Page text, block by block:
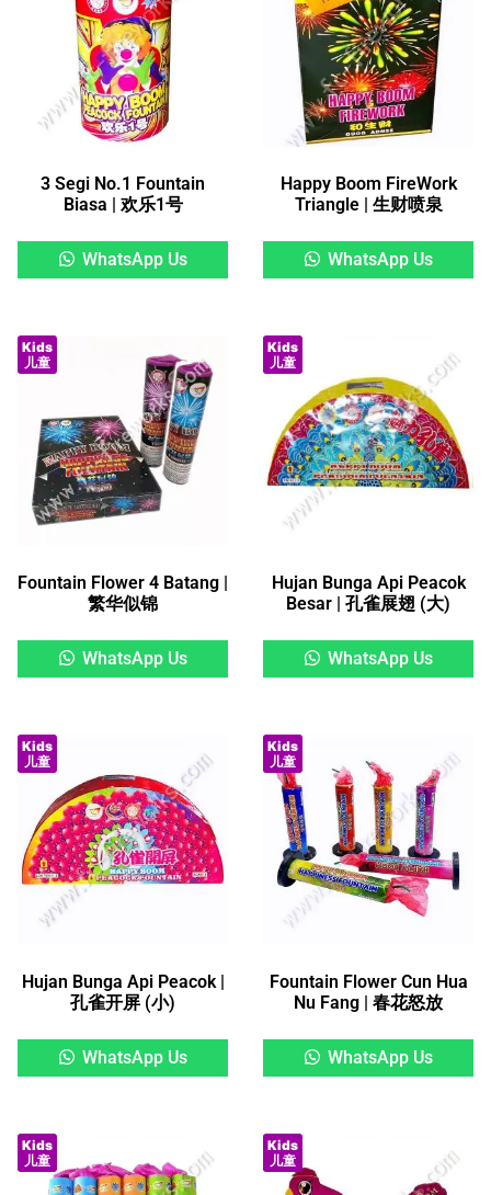
3 Segi No.1 Fountain
Biasa | 欢乐1号
WhatsApp Us
Happy Boom FireWork
Triangle | 生财喷泉
WhatsApp Us
Kids
儿童
Fountain Flower 4 Batang |
繁华似锦
WhatsApp Us
Kids
儿童
Hujan Bunga Api Peacok
Besar | 孔雀展翅 (大)
WhatsApp Us
Kids
儿童
Hujan Bunga Api Peacok |
孔雀开屏 (小)
WhatsApp Us
Kids
儿童
Fountain Flower Cun Hua
Nu Fang | 春花怒放
WhatsApp Us
Kids
儿童
Kids
儿童